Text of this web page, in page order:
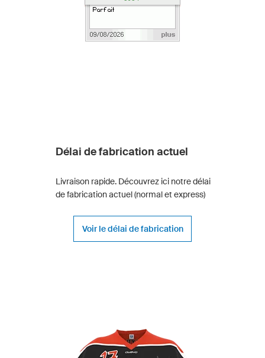
Délai de fabrication actuel
Livraison rapide. Découvrez ici notre délai
de fabrication actuel (normal et express)
Voir le délai de fabrication